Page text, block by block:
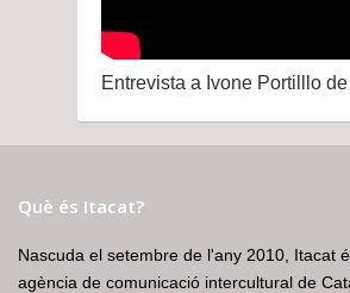
Entrevista a Ivone Portilllo
Què és Itacat?
Nascuda el setembre de l'any 2010, Itacat
agència de comunicació intercultural de